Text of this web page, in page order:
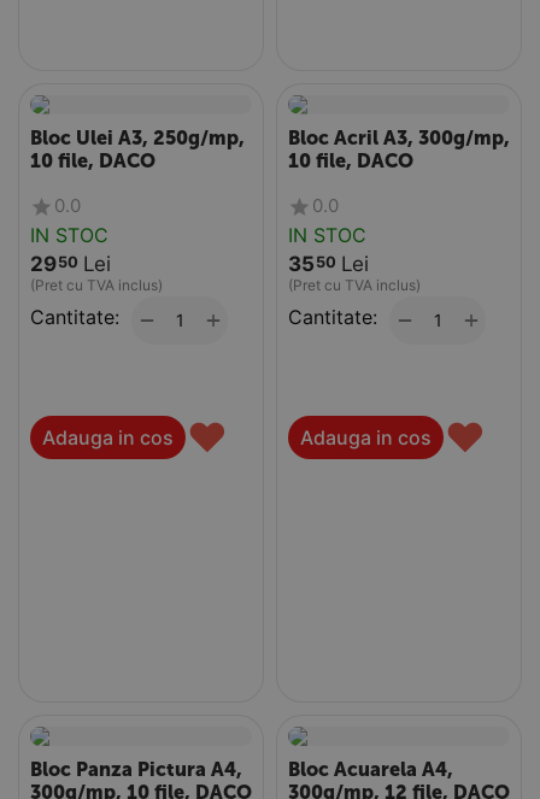
Bloc Ulei A3, 250g/mp,
10 file, DACO
0.0
IN STOC
2950 Lei
(Pret cu TVA inclus)
Cantitate: +
−
Adauga in cos ♥
Bloc Acril A3, 300g/mp,
10 file, DACO
0.0
IN STOC
35 50 Lei
(Pret cu TVA inclus)
Cantitate: +
−
Adauga in cos ♥
Bloc Panza Pictura A4,
300g/mp, 10 file, DACO
Bloc Acuarela A4,
300g/mp, 12 file, DACO